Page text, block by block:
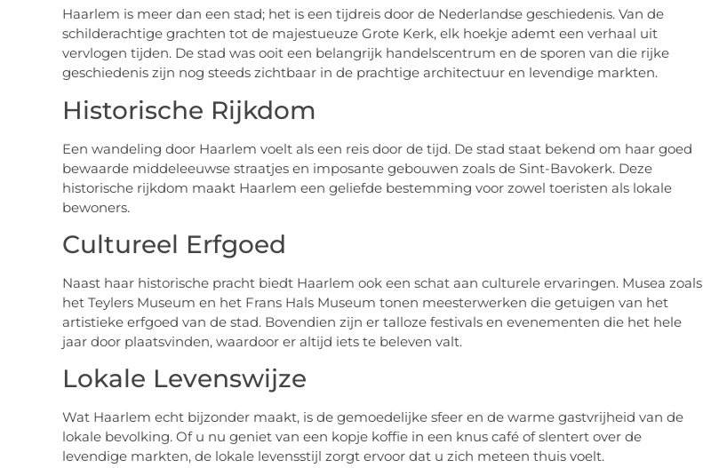
Haarlem is meer dan een stad; het is een tijdreis door de Nederlandse geschiedenis. Van de
schilderachtige grachten tot de majestueuze Grote Kerk, elk hoekje ademt een verhaal uit
vervlogen tijden. De stad was ooit een belangrijk handelscentrum en de sporen van die rijke
geschiedenis zijn nog steeds zichtbaar in de prachtige architectuur en levendige markten.
Historische Rijkdom
Een wandeling door Haarlem voelt als een reis door de tijd. De stad staat bekend om haar goed
bewaarde middeleeuwse straatjes en imposante gebouwen zoals de Sint-Bavokerk. Deze
historische rijkdom maakt Haarlem een geliefde bestemming voor zowel toeristen als lokale
bewoners.
Cultureel Erfgoed
Naast haar historische pracht biedt Haarlem ook een schat aan culturele ervaringen. Musea zoals
het Teylers Museum en het Frans Hals Museum tonen meesterwerken die getuigen van het
artistieke erfgoed van de stad. Bovendien zijn er talloze festivals en evenementen die het hele
jaar door plaatsvinden, waardoor er altijd iets te beleven valt.
Lokale Levenswijze
Wat Haarlem echt bijzonder maakt, is de gemoedelijke sfeer en de warme gastvrijheid van de
lokale bevolking. Of u nu geniet van een kopje koffie in een knus café of slentert over de
levendige markten, de lokale levensstijl zorgt ervoor dat u zich meteen thuis voelt.